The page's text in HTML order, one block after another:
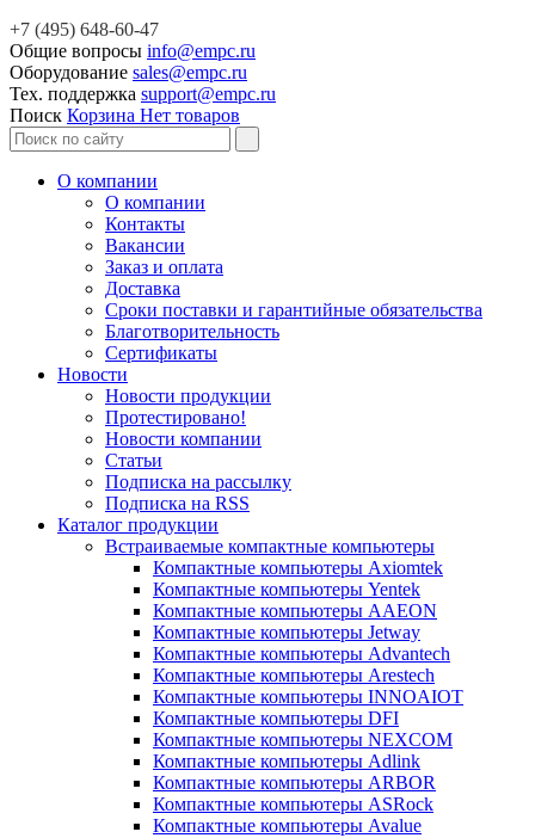
+7 (495) 648-60-47
Общие вопросы info@empc.ru
Оборудование sales@empc.ru
Тех. поддержка support@empc.ru
Поиск Корзина Нет товаров
О компании
О компании
Контакты
Вакансии
Заказ и оплата
Доставка
Сроки поставки и гарантийные обязательства
Благотворительность
Сертификаты
Новости
Новости продукции
Протестировано!
Новости компании
Статьи
Подписка на рассылку
Подписка на RSS
Каталог продукции
Встраиваемые компактные компьютеры
Компактные компьютеры Axiomtek
Компактные компьютеры Yentek
Компактные компьютеры AAEON
Компактные компьютеры Jetway
Компактные компьютеры Advantech
Компактные компьютеры Arestech
Компактные компьютеры INNOAIOT
Компактные компьютеры DFI
Компактные компьютеры NEXCOM
Компактные компьютеры Adlink
Компактные компьютеры ARBOR
Компактные компьютеры ASRock
Компактные компьютеры Avalue